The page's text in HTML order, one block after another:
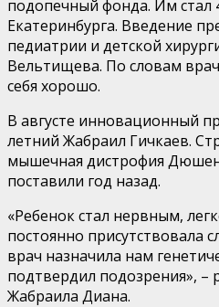
подопечный фонда. Им стал
Екатеринбурга. Введение
педиатрии и детской
Вельтищева. По словам
себя хорошо.
В августе инновационный
летний Жабраил Гичкаев.
мышечная дистрофия
поставили год назад.
«Ребенок стал нервным,
постоянно присутствовала
врач назначила нам
подтвердил подозрения», –
Жабраила Диана.